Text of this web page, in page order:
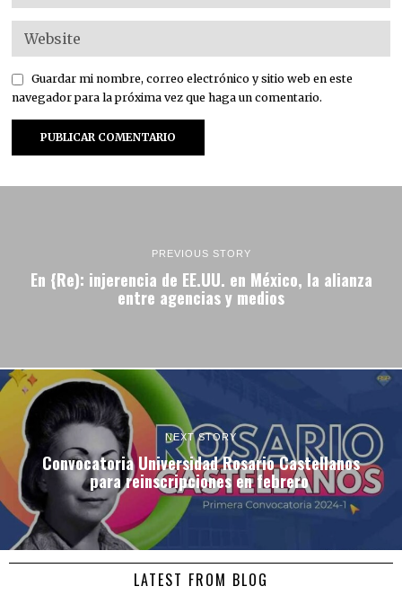
Guardar mi nombre, correo electrónico y sitio web en este
navegador para la próxima vez que haga un comentario.
PREVIOUS STORY
En {Re): injerencia de EE.UU. en México, la alianza
entre agencias y medios
NEXT STORY
Convocatoria Universidad Rosario Castellanos
para reinscripciones en febrero
LATEST FROM BLOG